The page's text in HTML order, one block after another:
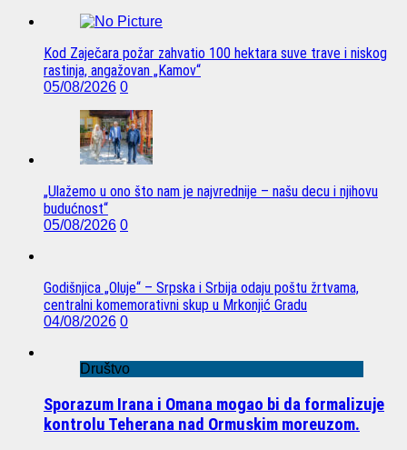
Kod Zaječara požar zahvatio 100 hektara suve trave i niskog
rastinja, angažovan „Kamov“
05/08/2026 0
„Ulažemo u ono što nam je najvrednije – našu decu i njihovu
budućnost“
05/08/2026 0
Godišnjica „Oluje“ – Srpska i Srbija odaju poštu žrtvama,
centralni komemorativni skup u Mrkonjić Gradu
04/08/2026 0
Društvo
Sporazum Irana i Omana mogao bi da formalizuje
kontrolu Teherana nad Ormuskim moreuzom.